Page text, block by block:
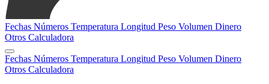
Fechas Números Temperatura Longitud Peso Volumen Dinero
Otros Calculadora
Fechas Números Temperatura Longitud Peso Volumen Dinero
Otros Calculadora